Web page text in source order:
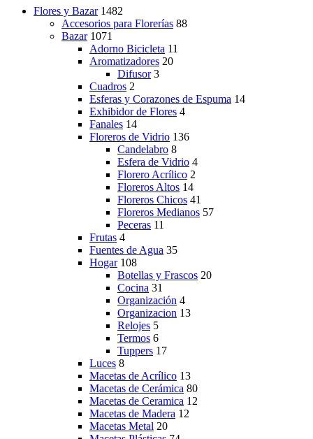
Flores y Bazar 1482
Accesorios para Florerías 88
Bazar 1071
Adorno Bicicleta 11
Aromatizadores 20
Difusor 3
Cuadros 2
Esferas y Corazones de Espuma 14
Exhibidor de Flores 4
Fanales 14
Floreros de Vidrio 136
Candelabro 8
Esfera de Vidrio 4
Florero Acrílico 2
Floreros Altos 14
Floreros Chicos 41
Floreros Medianos 57
Peceras 11
Frutas 4
Fuentes de Agua 35
Hogar 108
Botellas y Frascos 20
Cocina 31
Organización 4
Organizacion 13
Relojes 5
Termos 6
Tuppers 17
Luces 8
Macetas de Acrílico 13
Macetas de Cerámica 80
Macetas de Ceramica 12
Macetas de Madera 12
Macetas Metal 20